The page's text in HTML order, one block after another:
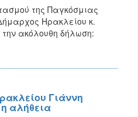
της Παγκόσμιας
Ηρακλείου κ.
ακόλουθη δήλωση:
Γιάννη
αλήθεια